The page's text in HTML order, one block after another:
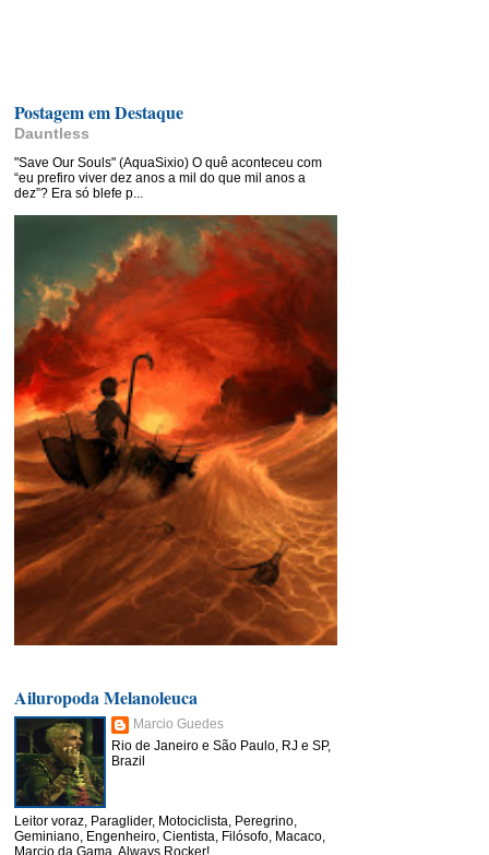
Postagem em Destaque
Dauntless
"Save Our Souls" (AquaSixio) O quê aconteceu com
“eu prefiro viver dez anos a mil do que mil anos a
dez”? Era só blefe p...
Ailuropoda Melanoleuca
Marcio Guedes
Rio de Janeiro e São Paulo, RJ e SP,
Brazil
Leitor voraz, Paraglider, Motociclista, Peregrino,
Geminiano, Engenheiro, Cientista, Filósofo, Macaco,